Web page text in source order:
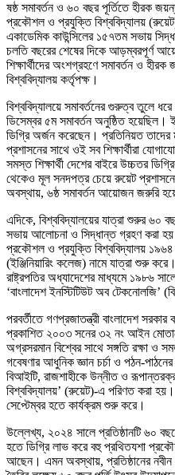
ষষ্ঠ সমাবর্তন ও ৬০ বছর পূর্তিতে হীরক
প্রকৌশল ও প্রযুক্তি বিশ্ববিদ্যালয়
একাডেমিক কাউন্সিলের ১৫৭তম সভায়
চলতি বছরের শেষের দিকে আড়ম্বরপূর্ণ
শিক্ষার্থীদের অংশগ্রহণে সমাবর্তন ও
বিশ্ববিদ্যালয় কর্তৃপক্ষ।
বিশ্ববিদ্যালয়ে সমাবর্তনের গুরুত্ব তুলে
ডিসেম্বর ৫ম সমাবর্তন অনুষ্ঠিত হয়েছিল।
ডিগ্রি অর্জন করেছেন। প্রতিনিয়ত
প্রশাসনের সাথে ওই সব শিক্ষার্থীরা
সমস্ত শিক্ষার্থী দেশের বাইরে উচ্চতর
থেকেও মূল সনদপত্র চেয়ে রুয়েট
অবস্থায়, ৬ষ্ঠ সমাবর্তন আয়োজন জরুরি
এদিকে, বিশ্ববিদ্যালয়ের যাত্রা শুরুর ৬০
সভায় আলোচনা ও সিদ্ধান্ত গ্রহণ করা
প্রকৌশল ও প্রযুক্তি বিশ্ববিদ্যালয় ১৯৬৪
(ইঞ্জিনিয়ারিং কলেজ) নামে যাত্রা শুরু
রাষ্ট্রপতির অধ্যাদেশের মাধ্যমে ১৯৮৬
‘বাংলাদেশ ইনস্টিটিউট অব টেকনোলজি’
পরবর্তীতে গণপ্রজাতন্ত্রী বাংলাদেশ
প্রকাশিত ২০০৩ সনের ৩২ নং আইন
অগ্রসরমান বিশ্বের সাথে সঙ্গতি রক্ষা ও
গবেষণার আধুনিক জ্ঞান চর্চা ও পঠন-
বিআইটি, রাজশাহীকে উন্নীত ও
বিশ্ববিদ্যালয়’ (রুয়েট)-এ পরিণত করা
সেপ্টেম্বর হতে কার্যক্রম শুরু করে।
উল্লেখ্য, ২০২৪ সালে প্রতিষ্ঠানটি ৬০
হতে ডিগ্রি লাভ করে বহু প্রথিতযশা
আছেন। এমন অবস্থায়, প্রতিষ্ঠানের নবীন